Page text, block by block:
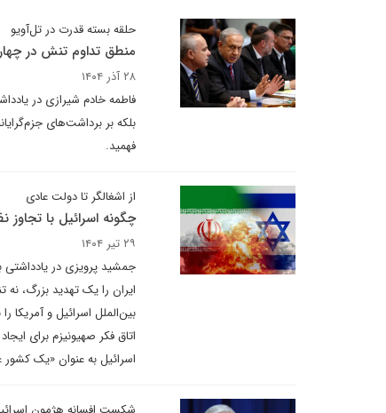
حلقه بسته قدرت در تل‌آویو
منطق تداوم تنش در
۲۸ آذر ۱۴۰۴
فاطمه خادم شیرازی در
بلکه بر برداشت‌های
فهمید.
از اشغالگر تا دولت عادی
چگونه اسرائیل با تجاوز
۲۹ تیر ۱۴۰۴
جمشید پرویزی در یادداشتی
ایران را یک تهدید بزرگ،
بین‌الملل اسرائیل و آمریکا
اتاق فکر صهیونیزم برای
اسرائیل به عنوان «یک